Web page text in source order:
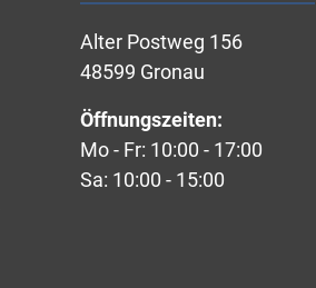
Alter Postweg 156
48599 Gronau
Öffnungszeiten:
Mo - Fr: 10:00 - 17:00
Sa: 10:00 - 15:00